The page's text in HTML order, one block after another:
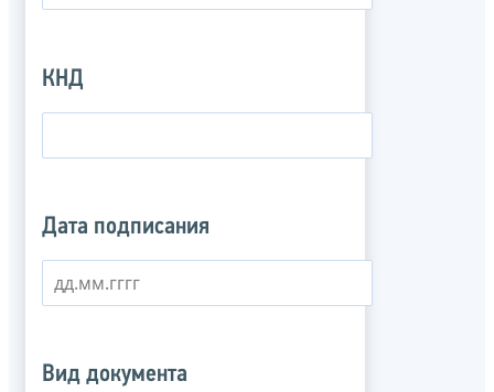
КНД
Дата подписания
Вид документа